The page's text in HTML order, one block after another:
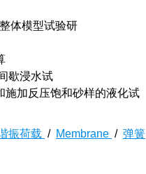
模型试验研
浸水试
压饱和砂样的液化试
振荷载 / Membrane / 弹簧